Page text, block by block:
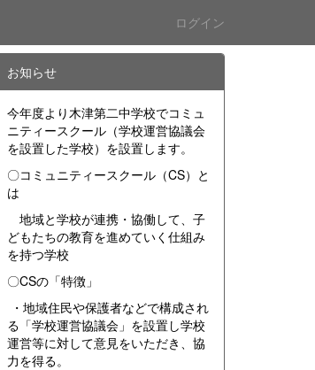
ログイン
お知らせ
今年度より木津第二中学校でコミュ
ニティースクール（学校運営協議会
を設置した学校）を設置します。
〇コミュニティースクール（CS）と
は
地域と学校が連携・協働して、子
どもたちの教育を進めていく仕組み
を持つ学校
〇CSの「特徴」
・地域住民や保護者などで構成され
る「学校運営協議会」を設置し学校
運営等に対して意見をいただき、協
力を得る。